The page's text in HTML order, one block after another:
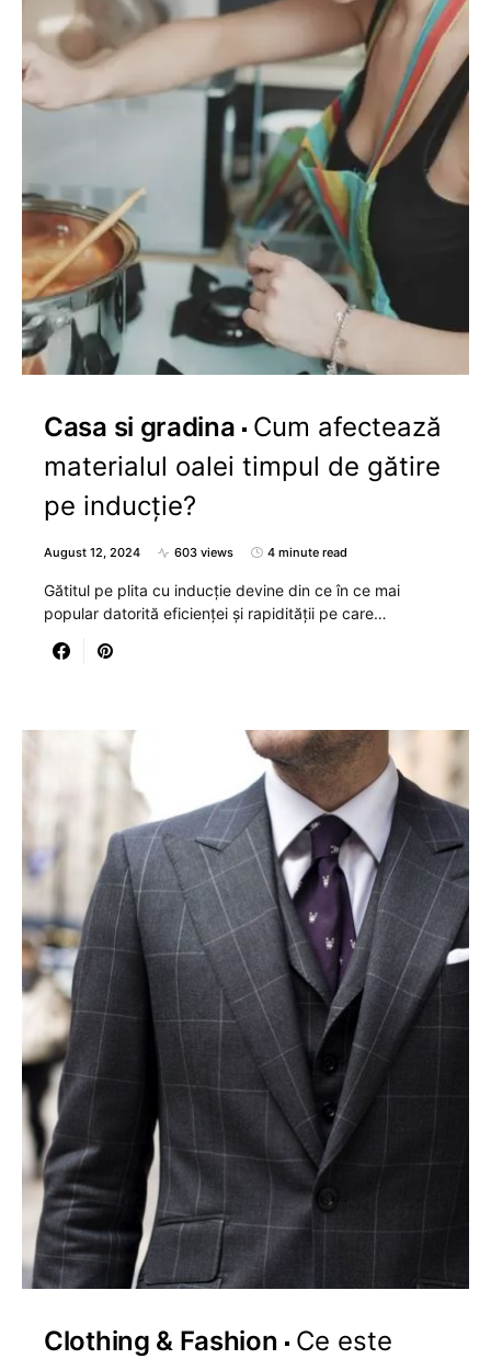
Casa si gradina
Cum afectează
materialul oalei timpul de gătire
pe inducție?
August 12, 2024 603 views 4 minute read
Gătitul pe plita cu inducție devine din ce în ce mai
popular datorită eficienței și rapidității pe care…
Clothing & Fashion
Ce este